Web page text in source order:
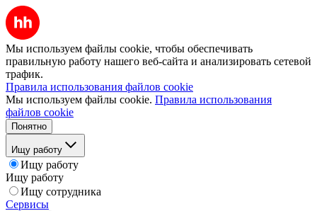
Мы используем файлы cookie, чтобы обеспечивать
правильную работу нашего веб-сайта и анализировать сетевой
трафик.
Правила использования файлов cookie
Мы используем файлы cookie. Правила использования
файлов cookie
Понятно
Ищу работу
Ищу работу
Ищу работу
Ищу сотрудника
Сервисы